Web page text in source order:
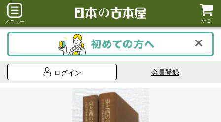
メニュー かご
ログイン 会員登録